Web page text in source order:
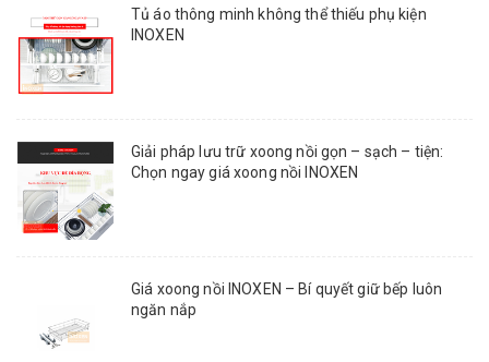
Tủ áo thông minh không thể thiếu phụ kiện
INOXEN
Giải pháp lưu trữ xoong nồi gọn – sạch – tiện:
Chọn ngay giá xoong nồi INOXEN
Giá xoong nồi INOXEN – Bí quyết giữ bếp luôn
ngăn nắp